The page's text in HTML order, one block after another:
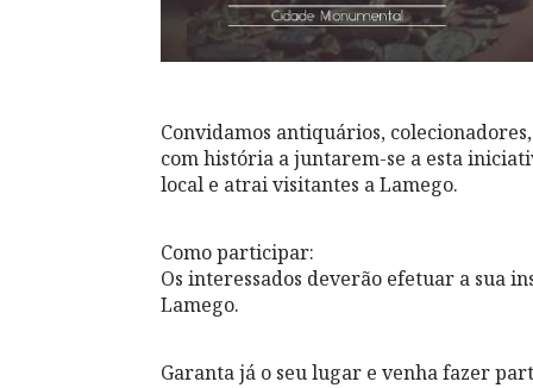
Convidamos antiquários,
com história a juntarem-se a esta
local e atrai visitantes a Lamego.
Como participar:
Os interessados deverão efetuar a sua
Lamego.
Garanta já o seu lugar e venha fazer